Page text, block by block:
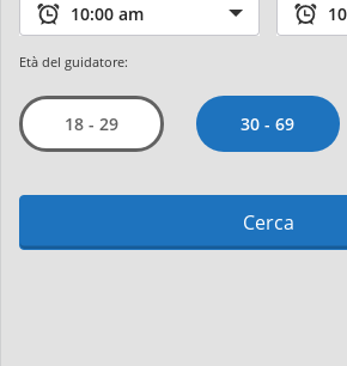
Età del guidatore:
18 - 29 30 - 69
Cerca